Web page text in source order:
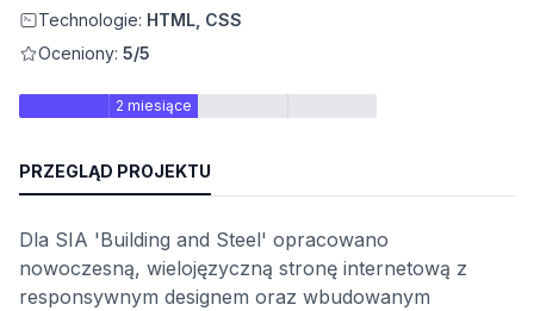
Technologie: HTML, CSS
Oceniony: 5/5
2 miesiące
PRZEGLĄD PROJEKTU
Dla SIA 'Building and Steel' opracowano
nowoczesną, wielojęzyczną stronę internetową z
responsywnym designem oraz wbudowanym